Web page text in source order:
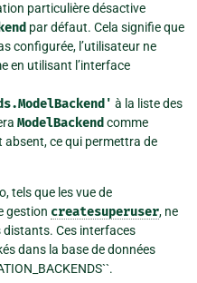
particulière désactive
par défaut. Cela signifie que
configurée, l’utilisateur ne
en utilisant l’interface
à la liste des
ModelBackend comme
absent, ce qui permettra de
tels que les vue de
gestion createsuperuser, ne
distants. Ces interfaces
dans la base de données